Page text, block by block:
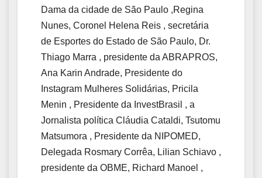
Dama da cidade de São Paulo ,Regina
Nunes, Coronel Helena Reis , secretária
de Esportes do Estado de São Paulo, Dr.
Thiago Marra , presidente da ABRAPROS,
Ana Karin Andrade, Presidente do
Instagram Mulheres Solidárias, Pricila
Menin , Presidente da InvestBrasil , a
Jornalista política Cláudia Cataldi, Tsutomu
Matsumora , Presidente da NIPOMED,
Delegada Rosmary Corrêa, Lilian Schiavo ,
presidente da OBME, Richard Manoel ,